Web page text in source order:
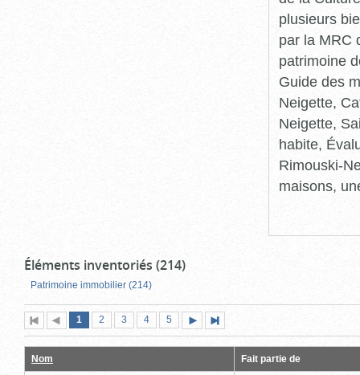
plusieurs
par la MRC
patrimoine
Guide des
Neigette,
Neigette,
habite,
Rimouski-
maisons,
Éléments inventoriés (214)
Patrimoine immobilier (214)
Première
page
Page
précédente
Page
1 (page
actuelle)
Page
2 Page
3 Page
4 Page
5
suivante
page
Nom Fait partie de